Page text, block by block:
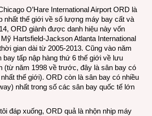
O’Hare International Airport ORD là
nhất thế giới về số lượng máy bay cất và
ORD giành được danh hiệu này vốn
Hartsfield-Jackson Atlanta International
gian dài từ 2005-2013. Cũng vào năm
bay tấp nập hàng thứ 6 thế giới về lưu
(từ năm 1998 về trước, đây là sân bay có
thế giới). ORD còn là sân bay có nhiều
nhất trong số các sân bay quốc tế lớn
đáp xuống, ORD quả là nhộn nhịp máy